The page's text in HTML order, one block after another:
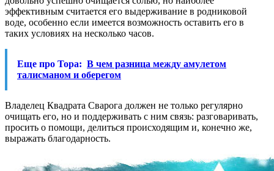
эффективным считается его выдерживание в родниковой
воде, особенно если имеется возможность оставить его в
таких условиях на несколько часов.
Еще про Тора: В чем разница между амулетом
талисманом и оберегом
Владелец Квадрата Сварога должен не только регулярно
очищать его, но и поддерживать с ним связь: разговаривать,
просить о помощи, делиться происходящим и, конечно же,
выражать благодарность.